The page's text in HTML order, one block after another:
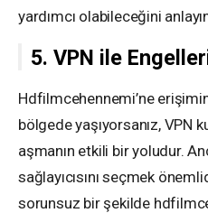
yardımcı olabileceğini
5. VPN ile
Hdfilmcehennemi’ne
bölgede yaşıyorsanız, VPN
aşmanın etkili bir yoludur.
sağlayıcısını seçmek
sorunsuz bir şekilde